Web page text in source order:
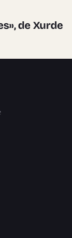
de Xurde